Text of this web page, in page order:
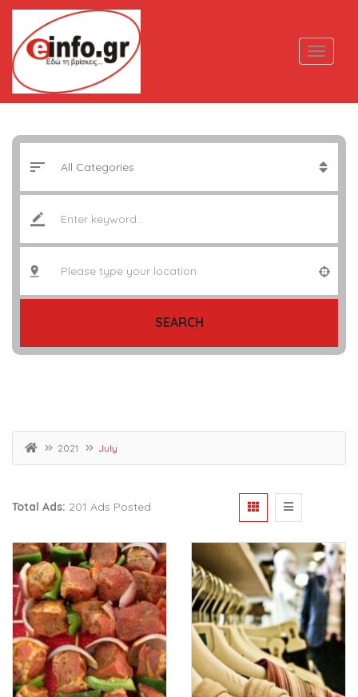
SEARCH
2021 July
Total Ads: 201 Ads Posted